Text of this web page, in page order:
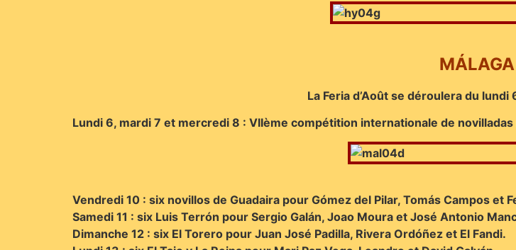
MÁLAGA
La Feria d’Août se déroulera du
Lundi 6, mardi 7 et mercredi 8 : VIIème compétition internationale de
Vendredi 10 : six novillos de Guadaira pour Gómez del Pilar, Tomás Campos et
Samedi 11 : six Luis Terrón pour Sergio Galán, Joao Moura et José Antonio
Dimanche 12 : six El Torero pour Juan José Padilla, Rivera Ordóñez et El Fandi.